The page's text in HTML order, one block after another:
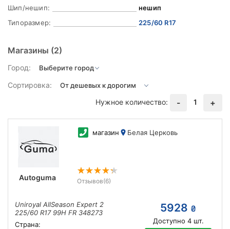
Шип/нешип:
нешип
Типоразмер:
225/60 R17
Магазины (2)
Город:
Сортировка:
Нужное количество:
- 1 +
Autoguma
магазин Белая Церковь
Отзывов(6)
Uniroyal AllSeason Expert 2
225/60 R17 99H FR 348273
Страна:
5928 ₴
Доступно 4шт.